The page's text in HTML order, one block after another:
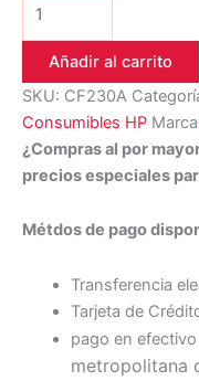
Añadir al carrito
SKU: CF230A
Consumibles HP
¿Compras al por
precios especiales
Métdos de pago
Transferencia
Tarjeta de
pago en
metropolitana